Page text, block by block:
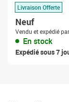
Livraison Offerte
Neuf
Vendu et expédié par
En stock
Expédié sous 7